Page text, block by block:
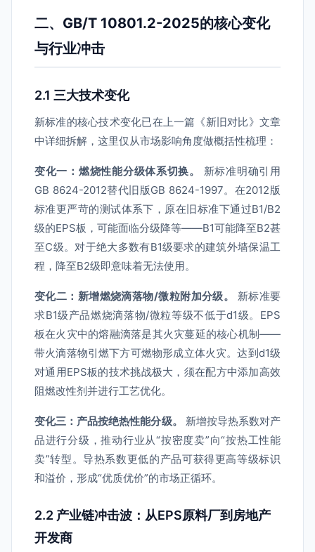
二、GB/T 10801.2-2025的核心变化
与行业冲击
2.1 三大技术变化
新标准的核心技术变化已在上一篇《新旧对比》文章
中详细拆解，这里仅从市场影响角度做概括性梳理：
变化一：燃烧性能分级体系切换。
新标准明确引用
GB 8624-2012替代旧版GB 8624-1997。在2012版
标准更严苛的测试体系下，原在旧标准下通过B1/B2
级的EPS板，可能面临分级降等——B1可能降至B2甚
至C级。对于绝大多数有B1级要求的建筑外墙保温工
程，降至B2级即意味着无法使用。
变化二：新增燃烧滴落物/微粒附加分级。
新标准要
求B1级产品燃烧滴落物/微粒等级不低于d1级。EPS
板在火灾中的熔融滴落是其火灾蔓延的核心机制——
带火滴落物引燃下方可燃物形成立体火灾。达到d1级
对通用EPS板的技术挑战极大，须在配方中添加高效
阻燃改性剂并进行工艺优化。
变化三：产品按绝热性能分级。
新增按导热系数对产
品进行分级，推动行业从“按密度卖”向“按热工性能
卖”转型。导热系数更低的产品可获得更高等级标识
和溢价，形成“优质优价”的市场正循环。
2.2 产业链冲击波：从EPS原料厂到房地产
开发商